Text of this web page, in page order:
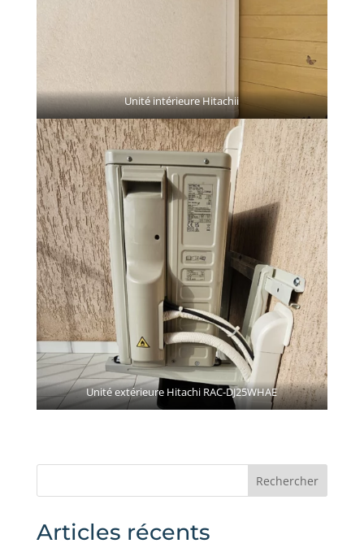
Unité intérieure Hitachii
Unité extérieure Hitachi RAC-DJ25WHAE
Rechercher
Articles récents